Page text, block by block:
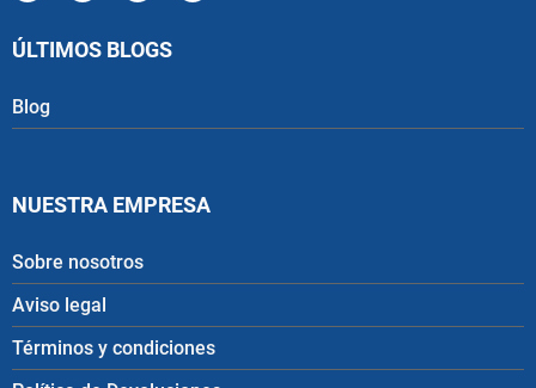
ÚLTIMOS BLOGS
Blog
NUESTRA EMPRESA
Sobre nosotros
Aviso legal
Términos y condiciones